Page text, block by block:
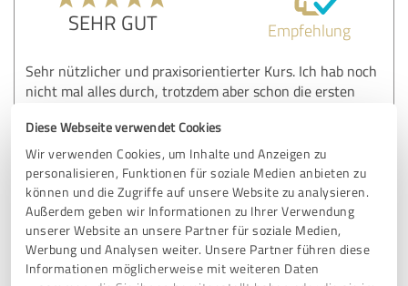
Diese Webseite verwendet Cookies
Wir verwenden Cookies, um Inhalte und Anzeigen zu
personalisieren, Funktionen für soziale Medien anbieten zu
können und die Zugriffe auf unsere Website zu analysieren.
Außerdem geben wir Informationen zu Ihrer Verwendung
unserer Website an unsere Partner für soziale Medien,
Werbung und Analysen weiter. Unsere Partner führen diese
Informationen möglicherweise mit weiteren Daten
SEHR GUT Empfehlung
Sehr nützlicher und praxisorientierter Kurs. Ich hab noch
nicht mal alles durch, trotzdem aber schon die ersten
hab. So konnte ich zum Beispiel mein Lead Generierung
deutlich verbessern, weil ich den Preis pro Lead bei
gleichem Budget um 40% reduzieren konnte. Das hab ich
vorher schon lange versucht, aber nie geschafft. Jetzt
endlich klappt's.
Erfahrungsbericht & Bewertung zu: